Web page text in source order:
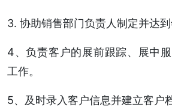
3. 协助销售部门负责人制定并达到
4、负责客户的展前跟踪、展中
工作。
5、及时录入客户信息并建立客户